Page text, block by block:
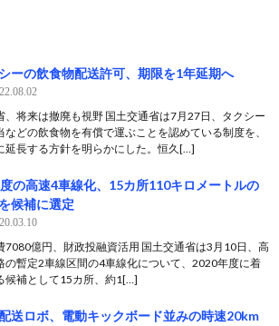
ーの飲食物配送許可、期限を1年延期へ
、将来は撤廃も視野 国土交通省は7月27日、タクシー
などの飲食物を有償で運ぶことを認めている制度を、
延長する方針を明らかにした。恒久[…]
の高速4車線化、15カ所110キロメートルの
候補に選定
7080億円、財政投融資活用 国土交通省は3月10日、高
の暫定2車線区間の4車線化について、2020年度に着
候補として15カ所、約1[…]
送ロボ、電動キックボード並みの時速20km